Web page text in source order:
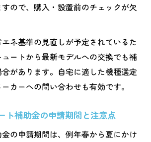
ので、購入・設置前のチェックが欠
エネ基準の見直しが予定されているた
ートから最新モデルへの交換でも補
があります。自宅に適した機種選定
カーへの問い合わせも有効です。
ト補助金の申請期間と注意点
の申請期間は、例年春から夏にかけ